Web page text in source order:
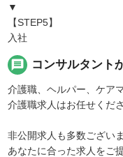
▼
【STEP5】
入社
message コンサルタント
介護職、ヘルパー、ケア
介護職求人はお任せくださ
非公開求人も多数ございま
あなたに合った求人をご